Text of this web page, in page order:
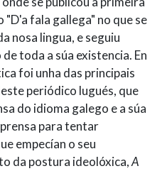
fala gallega" no que se
nosa lingua, e seguiu
toda a súa existencia. En
foi unha das principais
periódico lugués, que
do idioma galego e a súa
para tentar
empecían o seu
da postura ideolóxica,A